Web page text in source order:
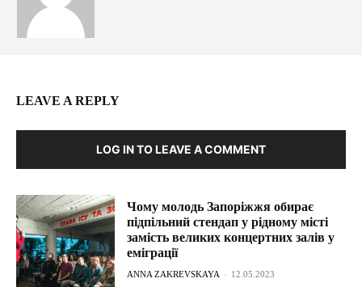
LEAVE A REPLY
LOG IN TO LEAVE A COMMENT
Чому молодь Запоріжжя обирає
підпільний стендап у рідному місті
замість великих концертних залів у
еміграції
ANNA ZAKREVSKAYA - 12.05.2023